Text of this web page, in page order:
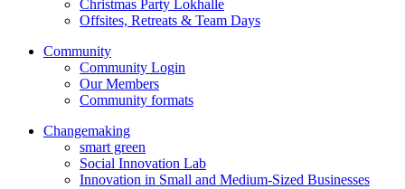
Christmas Party Lokhalle
Offsites, Retreats & Team Days
Community
Community Login
Our Members
Community formats
Changemaking
smart green
Social Innovation Lab
Innovation in Small and Medium-Sized Businesses